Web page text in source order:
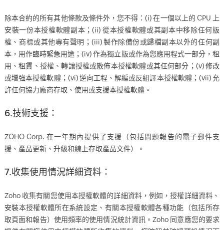
除本合約的所有其他條款及條件外，您不得：(i) 在一個以上的 CPU 上
安裝一份本授權軟體副本；(ii) 從本授權軟體或其副本中移除任何版
權、商標或其他專有聲明；(iii) 製作除備份或歸檔副本以外的任何副
本，用作臨時緊急用途；(iv) 作為獨立版或作為您應用程式一部分，租
用、租賃、授權、轉讓授權或散佈本授權軟體或其任何部分；(v) 修改
或增強本授權軟體；(vi) 逆向工程、解編或反組譯本授權軟體；(vii) 允
許任何協力廠商存取、使用或支援本授權軟體。
6.技術支援：
ZOHO Corp. 在一年期內提供了支援（包括問題報告的電子郵件支
援、產品更新、升級和線上存取產品文件）。
7.收集使用情況詳細資料：
Zoho 收集有關您使用本授權軟體的詳細資料，例如，授權詳細資料、
安裝本授權軟體所在系統設定、有關本授權軟體各種功能（包括所存
取頁面和報告）使用頻率的使用情況統計資訊。Zoho 同意應您的要求